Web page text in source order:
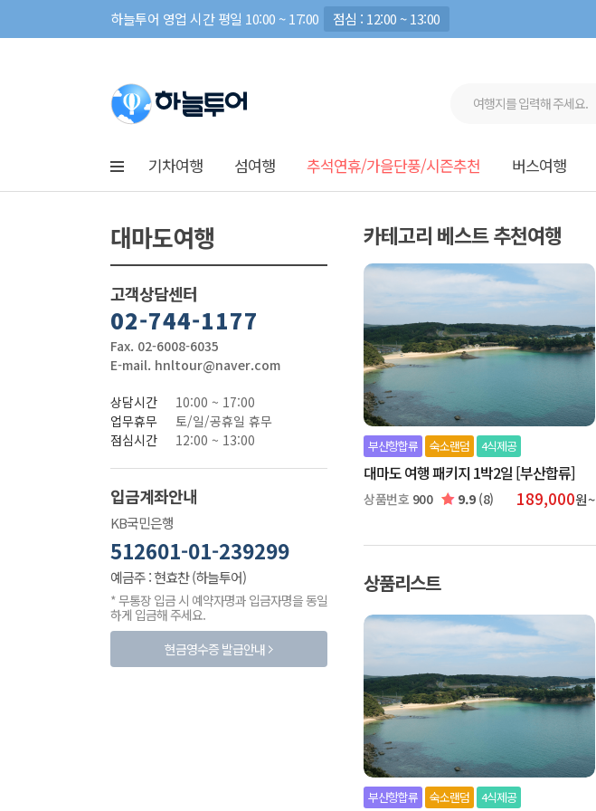
하늘투어 영업 시간 평일 10:00 ~ 17:00 점심 : 12:00 ~ 13:00
기차여행 섬여행 추석연휴/가을단풍/시즌추천 버스여행
대마도여행
고객상담센터
02-744-1177
Fax. 02-6008-6035
E-mail. hnltour@naver.com
상담시간
10:00 ~ 17:00
업무휴무
토/일/공휴일 휴무
점심시간
12:00 ~ 13:00
입금계좌안내
KB국민은행
512601-01-239299
예금주 : 현효찬 (하늘투어)
* 무통장 입금 시 예약자명과 입금자명을 동일
하게 입금해 주세요.
현금영수증 발급안내
카테고리 베스트 추천여행
부산항합류 숙소랜덤 4식제공
대마도 여행 패키지 1박2일 [부산합류]
상품번호 900 9.9 (8) 189,000원~
상품리스트
부산항합류 숙소랜덤 4식제공